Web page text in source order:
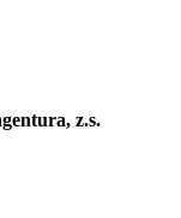
z.s.